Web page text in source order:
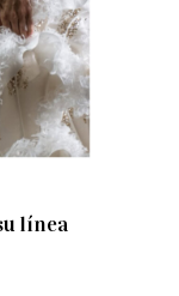
línea